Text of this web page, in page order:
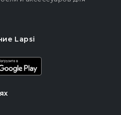
Lapsi